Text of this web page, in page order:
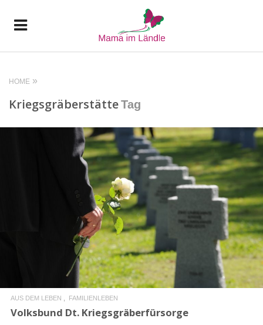
HOME
KriegsgräberstätteTag
READ MORE
AUS DEM LEBEN FAMILIENLEBEN
Volksbund Dt. Kriegsgräberfürsorge